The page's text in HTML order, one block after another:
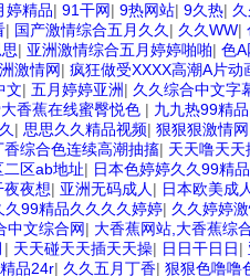
婷精品| 91干网| 9热网站| 9久热|
| 国产激情综合五月久久 | 久久WW|
| 亚洲激情综合五月婷婷啪啪| 色A
激情网| 疯狂做受XXXX高潮A片动
文| 五月婷婷亚洲| 久久综合中文字
香蕉在线蜜臀悦色 | 九九热99精品
| 思思久久精品视频| 狠狠狠激情网
综合色连续高潮抽搐| 天天噜天天
二区ab地址| 日本色婷婷久久99精
夜夜想| 亚洲无码成人 | 日本欧美成
久99精品久久久久婷婷| 久久婷婷
中文综合网| 大香蕉网站,大香蕉综
| 天天碰天天插天天操| 日日干日日|
品24r| 久久五月丁香| 狠狠色噜噜